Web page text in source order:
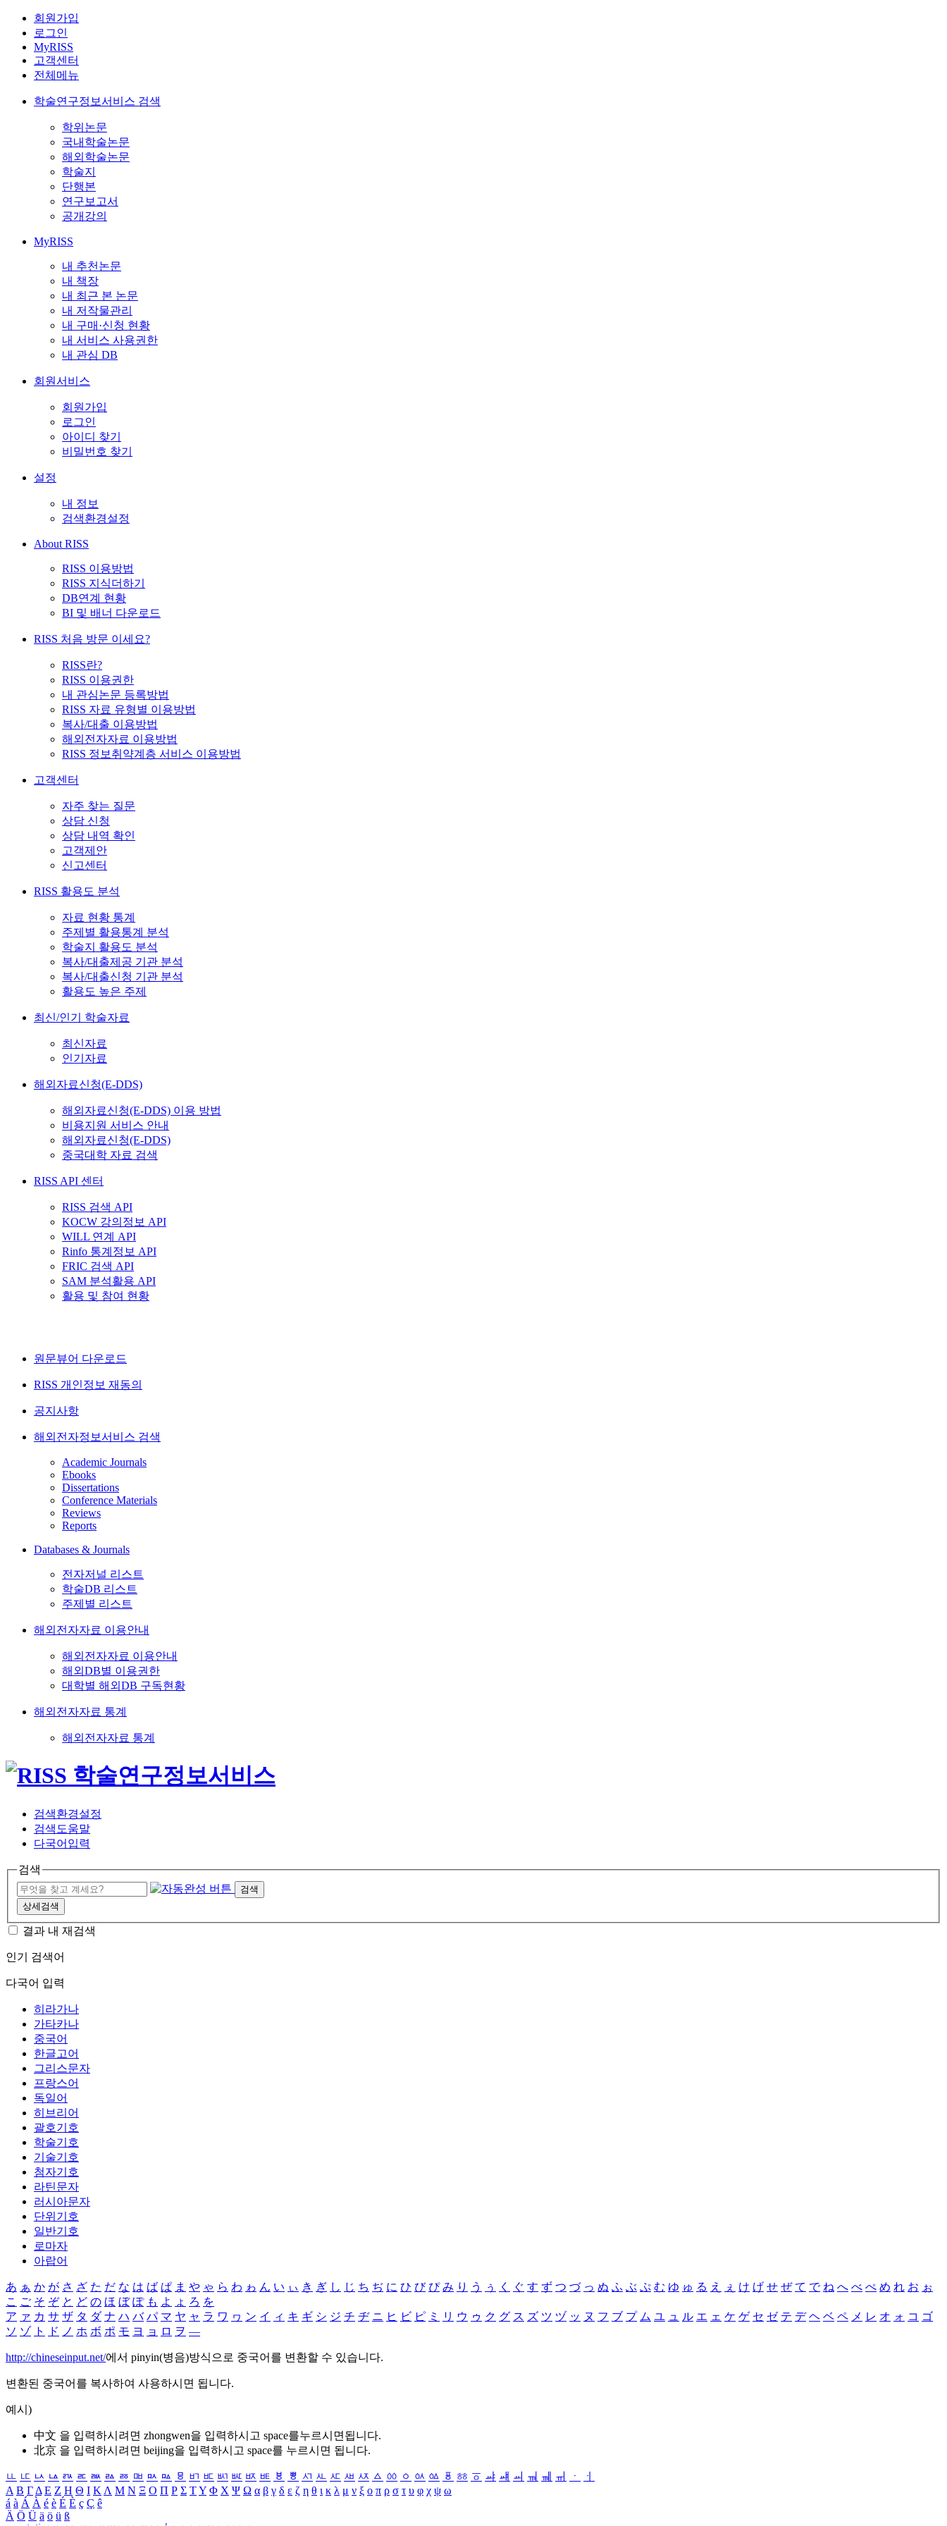
회원가입
로그인
MyRISS
고객센터
전체메뉴
학술연구정보서비스 검색
학위논문
국내학술논문
해외학술논문
학술지
단행본
연구보고서
공개강의
MyRISS
내 추천논문
내 책장
내 최근 본 논문
내 저작물관리
내 구매·신청 현황
내 서비스 사용권한
내 관심 DB
회원서비스
회원가입
로그인
아이디 찾기
비밀번호 찾기
설정
내 정보
검색환경설정
About RISS
RISS 이용방법
RISS 지식더하기
DB연계 현황
BI 및 배너 다운로드
RISS 처음 방문 이세요?
RISS란?
RISS 이용권한
내 관심논문 등록방법
RISS 자료 유형별 이용방법
복사/대출 이용방법
해외전자자료 이용방법
RISS 정보취약계층 서비스 이용방법
고객센터
자주 찾는 질문
상담 신청
상담 내역 확인
고객제안
신고센터
RISS 활용도 분석
자료 현황 통계
주제별 활용통계 분석
학술지 활용도 분석
복사/대출제공 기관 분석
복사/대출신청 기관 분석
활용도 높은 주제
최신/인기 학술자료
최신자료
인기자료
해외자료신청(E-DDS)
해외자료신청(E-DDS) 이용 방법
비용지원 서비스 안내
해외자료신청(E-DDS)
중국대학 자료 검색
RISS API 센터
RISS 검색 API
KOCW 강의정보 API
WILL 연계 API
Rinfo 통계정보 API
FRIC 검색 API
SAM 분석활용 API
활용 및 참여 현황
원문뷰어 다운로드
RISS 개인정보 재동의
공지사항
해외전자정보서비스 검색
Academic Journals
Ebooks
Dissertations
Conference Materials
Reviews
Reports
Databases & Journals
전자저널 리스트
학술DB 리스트
주제별 리스트
해외전자자료 이용안내
해외전자자료 이용안내
해외DB별 이용권한
대학별 해외DB 구독현황
해외전자자료 통계
해외전자자료 통계
검색환경설정
검색도움말
다국어입력
검색
검색
상세검색
결과 내 재검색
인기 검색어
다국어 입력
히라가나
가타카나
중국어
한글고어
그리스문자
프랑스어
독일어
히브리어
괄호기호
학술기호
기술기호
첨자기호
라틴문자
러시아문자
단위기호
일반기호
로마자
아랍어
あ ぁ か が さ ざ た だ な は ば ぱ ま や ゃ ら わ ゎ ん い ぃ き ぎ し じ ち ぢ に ひ び ぴ み り う ぅ く ぐ す ず つ づ っ ぬ ふ ぶ ぷ む ゆ ゅ る え ぇ け げ せ ぜ て で ね へ べ ぺ め れ お ぉ
こ ご そ ぞ と ど の ほ ぼ ぽ も よ ょ ろ を
ア ァ カ サ ザ タ ダ ナ ハ バ パ マ ヤ ャ ラ ワ ヮ ン イ ィ キ ギ シ ジ チ ヂ ニ ヒ ビ ピ ミ リ ウ ゥ ク グ ス ズ ツ ヅ ッ ヌ フ ブ プ ム ユ ュ ル エ ェ ケ ゲ セ ゼ テ デ ヘ ベ ペ メ レ オ ォ コ ゴ
ソ ゾ ト ド ノ ホ ボ ポ モ ヨ ョ ロ ヲ ―
http://chineseinput.net/에서 pinyin(병음)방식으로 중국어를 변환할 수 있습니다.
변환된 중국어를 복사하여 사용하시면 됩니다.
예시)
中文 을 입력하시려면 zhongwen을 입력하시고 space를누르시면됩니다.
北京 을 입력하시려면 beijing을 입력하시고 space를 누르시면 됩니다.
ㅥ ㅦ ㅧ ㅨ ㅩ ㅪ ㅫ ㅬ ㅭ ㅮ ㅯ ㅰ ㅱ ㅲ ㅳ ㅴ ㅵ ㅶ ㅷ ㅸ ㅹ ㅺ ㅻ ㅼ ㅽ ㅾ ㅿ ㆀ ㆁ ㆂ ㆃ ㆄ ㆅ ㆆ ㆇ ㆈ ㆉ ㆊ ㆋ ㆌ ㆍ
ㆎ
Α Β ΓΔ Ε Ζ Η Θ Ι ΚΛ Μ Ν Ξ Ο Π Ρ Σ ΤΥ Φ Χ Ψ Ω α β γ δ ε ζ η θ ι κ λ μ ν ξ ο π ρ σ τ υ φ χ ψ ω
á à Á À é è É È ç Ç ê
Ä Ö Ü ä ö ü ß